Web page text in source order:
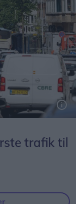
trafik til